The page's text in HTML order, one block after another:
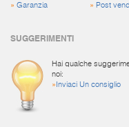
» Garanzia
» Post
SUGGERIMENTI
Hai qualche
noi:
» Inviaci Un consiglio